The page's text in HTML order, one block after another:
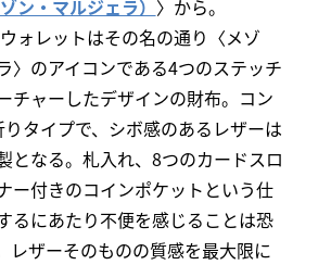
ン・マルジェラ） 〉から。
ォレットはその名の通り〈メゾ
〉のアイコンである4つのステッチ
チャーしたデザインの財布。コン
タイプで、シボ感のあるレザーは
となる。札入れ、8つのカードスロ
ー付きのコインポケットという仕
るにあたり不便を感じることは恐
レザーそのものの質感を最大限に